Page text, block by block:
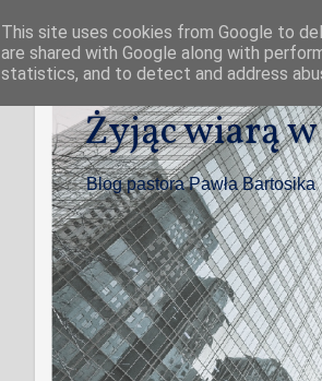
Żyjąc wiarą
Blog pastora Pawła Bartosika
This site uses cookies from Google to
are shared with Google along with
statistics, and to detect and address